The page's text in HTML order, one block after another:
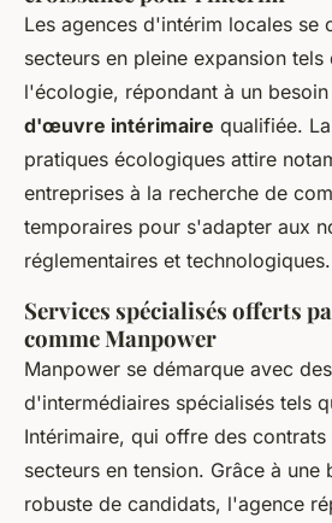
Les agences d'intérim locales se
secteurs en pleine expansion
l'écologie, répondant à un
d'œuvre intérimaire qualifiée.
pratiques écologiques attire
entreprises à la recherche de
temporaires pour s'adapter aux
réglementaires et technologiques.
Services spécialisés offerts
comme Manpower
Manpower se démarque avec
d'intermédiaires spécialisés tels
Intérimaire, qui offre des
secteurs en tension. Grâce à une
robuste de candidats, l'agence